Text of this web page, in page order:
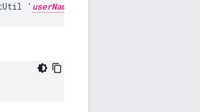
' userName:PWord